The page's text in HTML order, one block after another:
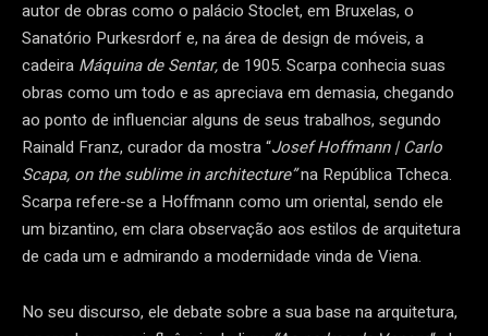
autor de obras como o palácio Stoclet, em Bruxelas, o
Sanatório Purkesrdorf e, na área de design de móveis, a
cadeira Máquina de Sentar,de 1905. Scarpa conhecia suas
obras como um todo e as apreciava em demasia, chegando
ao ponto de influenciar alguns de seus trabalhos, segundo
Rainald Franz, curador da mostra “Josef Hoffmann | Carlo
Scapa, on the sublime in architecture”na República Tcheca.
Scarpa refere-se a Hoffmann como um oriental, sendo ele
um bizantino, em clara observação aos estilos de arquitetura
de cada um e admirando a modernidade vinda de Viena.
No seu discurso, ele debate sobre a sua base na arquitetura,